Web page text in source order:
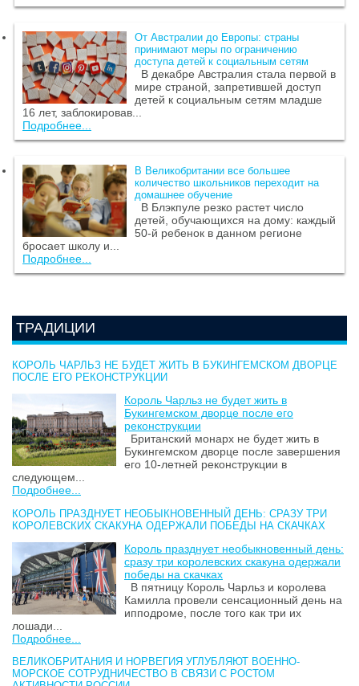
От Австралии до Европы: страны
принимают меры по ограничению
доступа детей к социальным сетям
В декабре Австралия стала первой в
мире страной, запретившей доступ
детей к социальным сетям младше
16 лет, заблокировав...
Подробнее...
В Великобритании все большее
количество школьников переходит на
домашнее обучение
В Блэкпуле резко растет число
детей, обучающихся на дому: каждый
50-й ребенок в данном регионе
бросает школу и...
Подробнее...
ТРАДИЦИИ
КОРОЛЬ ЧАРЛЬЗ НЕ БУДЕТ ЖИТЬ В БУКИНГЕМСКОМ ДВОРЦЕ
ПОСЛЕ ЕГО РЕКОНСТРУКЦИИ
Король Чарльз не будет жить в
Букингемском дворце после его
реконструкции
Британский монарх не будет жить в
Букингемском дворце после завершения
его 10-летней реконструкции в
следующем...
Подробнее...
КОРОЛЬ ПРАЗДНУЕТ НЕОБЫКНОВЕННЫЙ ДЕНЬ: СРАЗУ ТРИ
КОРОЛЕВСКИХ СКАКУНА ОДЕРЖАЛИ ПОБЕДЫ НА СКАЧКАХ
Король празднует необыкновенный день:
сразу три королевских скакуна одержали
победы на скачках
В пятницу Король Чарльз и королева
Камилла провели сенсационный день на
ипподроме, после того как три их
лошади...
Подробнее...
ВЕЛИКОБРИТАНИЯ И НОРВЕГИЯ УГЛУБЛЯЮТ ВОЕННО-
МОРСКОЕ СОТРУДНИЧЕСТВО В СВЯЗИ С РОСТОМ